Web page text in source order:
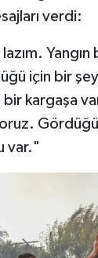
verdi:
için bir şey
kargaşa
var."